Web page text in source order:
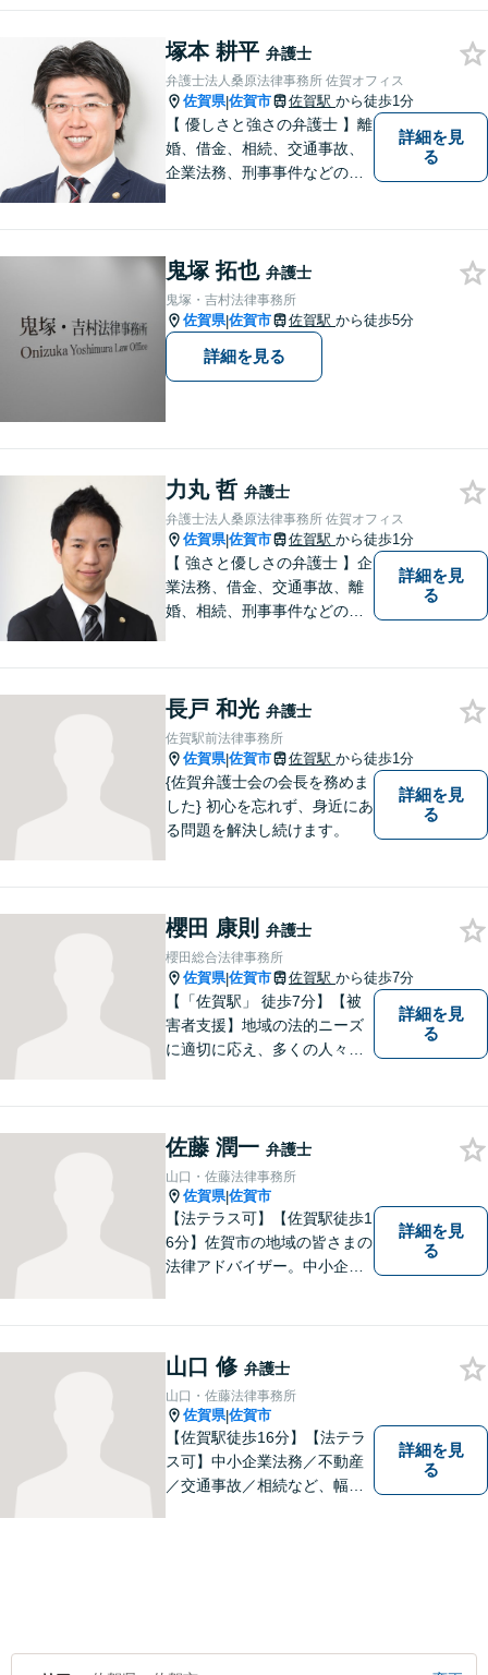
塚本 耕平 弁護士
弁護士法人桑原法律事務所 佐賀オフィス
佐賀県|佐賀市 佐賀駅 から徒歩1分
【 優しさと強さの弁護士 】離
婚、借金、相続、交通事故、
企業法務、刑事事件などのご
なリーガルサービスを提供い
たします。
詳細を見
る
鬼塚 拓也 弁護士
鬼塚・吉村法律事務所
佐賀県|佐賀市 佐賀駅 から徒歩5分
詳細を見る
力丸 哲 弁護士
弁護士法人桑原法律事務所 佐賀オフィス
佐賀県|佐賀市 佐賀駅 から徒歩1分
【 強さと優しさの弁護士 】企
業法務、借金、交通事故、離
婚、相続、刑事事件などのご
なリーガルサービスを提供い
たします。
詳細を見
る
長戸 和光 弁護士
佐賀駅前法律事務所
佐賀県|佐賀市 佐賀駅 から徒歩1分
{佐賀弁護士会の会長を務めま
した} 初心を忘れず、身近にあ
る問題を解決し続けます。
詳細を見
る
櫻田 康則 弁護士
櫻田総合法律事務所
佐賀県|佐賀市 佐賀駅 から徒歩7分
【「佐賀駅」 徒歩7分】【被
害者支援】地域の法的ニーズ
に適切に応え、多くの人々の
ぐように、丁寧にお悩みをお
伺いいたします。
詳細を見
る
佐藤 潤一 弁護士
山口・佐藤法律事務所
佐賀県|佐賀市
【法テラス可】【佐賀駅徒歩1
6分】佐賀市の地域の皆さまの
法律アドバイザー。中小企業
う、最善を尽くさせていただ
きます。【土日夜間対応】
詳細を見
る
山口 修 弁護士
山口・佐藤法律事務所
佐賀県|佐賀市
【佐賀駅徒歩16分】【法テラ
ス可】中小企業法務／不動産
／交通事故／相続など、幅広
詳細を見
る